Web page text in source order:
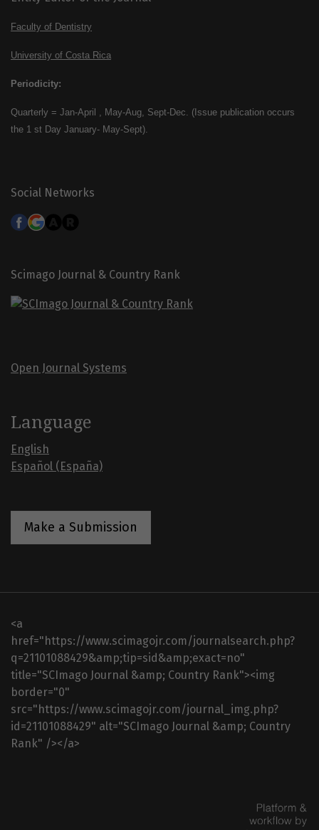
Faculty of Dentistry
University of Costa Rica
Periodicity:
Quarterly = Jan-April , May-Aug, Sept-Dec. (Issue publication occurs
the 1 st Day January- May-Sept).
Social Networks
Scimago Journal & Country Rank
Open Journal Systems
Language
English
Español (España)
Make a Submission
<a
href="https://www.scimagojr.com/journalsearch.php?
q=21101088429&amp;tip=sid&amp;exact=no"
title="SCImago Journal &amp; Country Rank"><img
border="0"
src="https://www.scimagojr.com/journal_img.php?
id=21101088429" alt="SCImago Journal &amp; Country
Rank" /></a>